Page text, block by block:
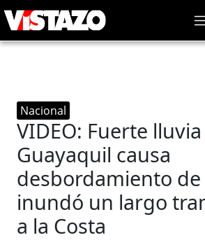
Nacional
VIDEO: Fuerte
Guayaquil causa
desbordamiento
inundó un largo
a la Costa